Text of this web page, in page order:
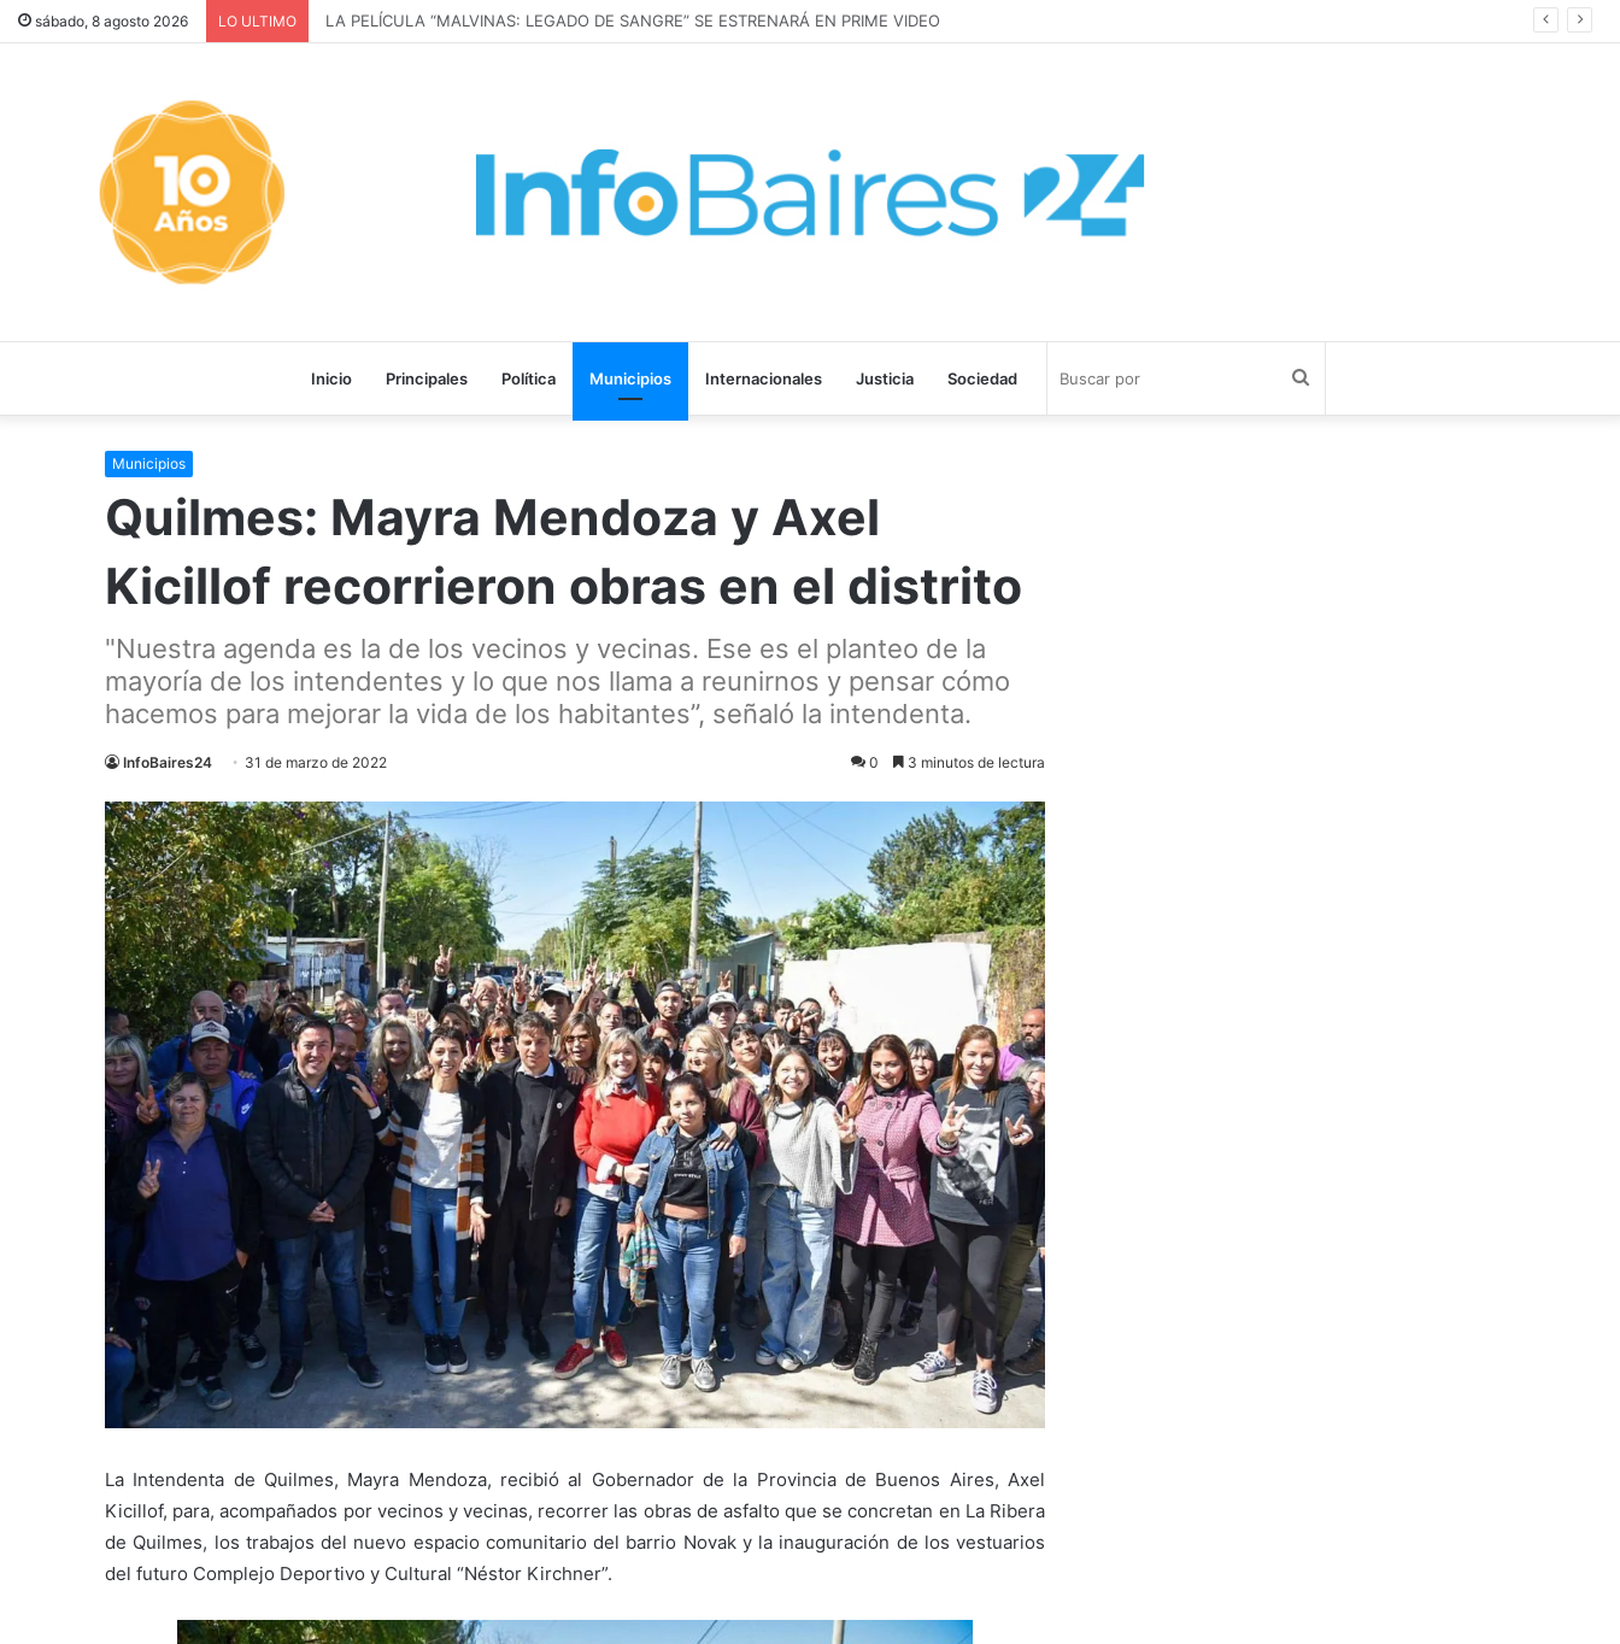
sábado, 8 agosto 2026 LO ULTIMO LA PELÍCULA “MALVINAS: LEGADO DE SANGRE” SE ESTRENARÁ EN PRIME VIDEO
Inicio Principales Política Municipios Internacionales Justicia Sociedad
Municipios
Quilmes: Mayra Mendoza y Axel
Kicillof recorrieron obras en el distrito
"Nuestra agenda es la de los vecinos y vecinas. Ese es el planteo de la
mayoría de los intendentes y lo que nos llama a reunirnos y pensar cómo
hacemos para mejorar la vida de los habitantes”, señaló la intendenta.
InfoBaires24 31 de marzo de 2022 0 3 minutos de lectura
La Intendenta de Quilmes, Mayra Mendoza, recibió al Gobernador de la Provincia de Buenos Aires, Axel
Kicillof, para, acompañados por vecinos y vecinas, recorrer las obras de asfalto que se concretan en La Ribera
de Quilmes, los trabajos del nuevo espacio comunitario del barrio Novak y la inauguración de los vestuarios
del futuro Complejo Deportivo y Cultural “Néstor Kirchner”.